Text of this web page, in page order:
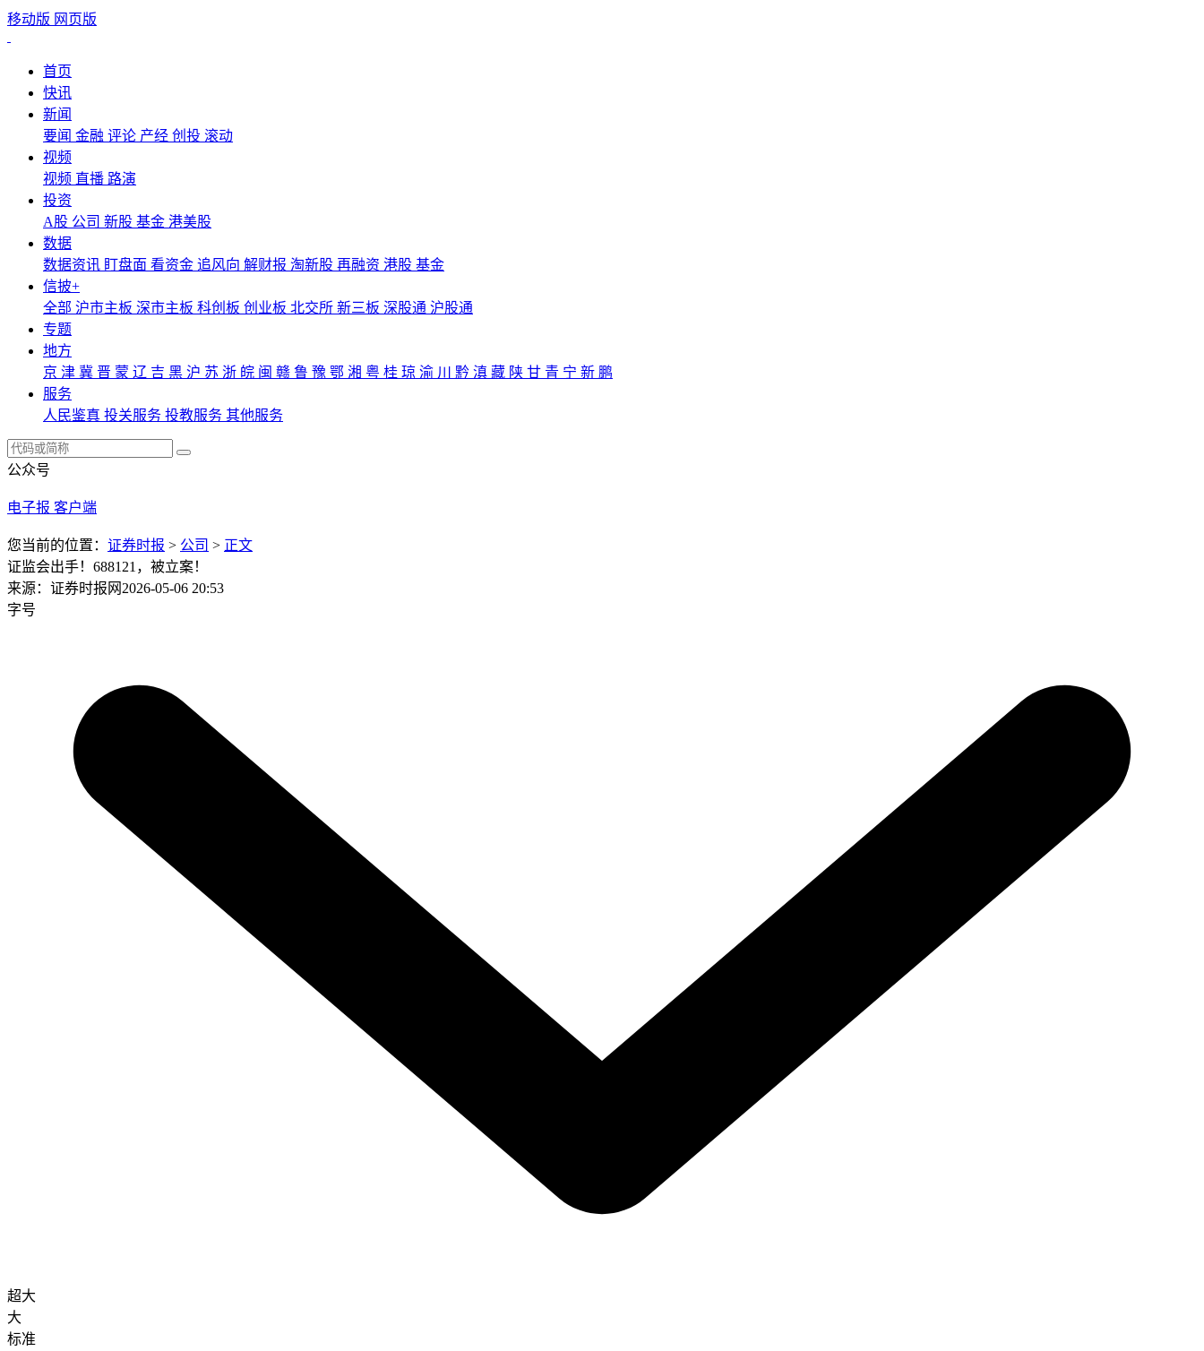
移动版 网页版
首页
快讯
新闻
要闻 金融 评论 产经 创投 滚动
视频
视频 直播 路演
投资
A股 公司 新股 基金 港美股
数据
数据资讯 盯盘面 看资金 追风向 解财报 淘新股 再融资 港股 基金
信披+
全部 沪市主板 深市主板 科创板 创业板 北交所 新三板 深股通 沪股通
专题
地方
京 津 冀 晋 蒙 辽 吉 黑 沪 苏 浙 皖 闽 赣 鲁 豫 鄂 湘 粤 桂 琼 渝 川 黔 滇 藏 陕 甘 青 宁 新 鹏
服务
人民鉴真 投关服务 投教服务 其他服务
公众号
电子报 客户端
您当前的位置： 证券时报 > 公司 > 正文
证监会出手！688121，被立案！
来源：证券时报网 2026-05-06 20:53
字号
超大
大
标准